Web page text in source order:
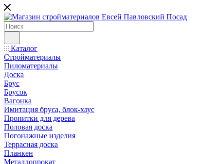
Каталог
Стройматериалы
Пиломатериалы
Доска
Брус
Брусок
Вагонка
Имитация бруса, блок-хаус
Пропитки для дерева
Половая доска
Погонажные изделия
Террасная доска
Планкен
Металлопрокат